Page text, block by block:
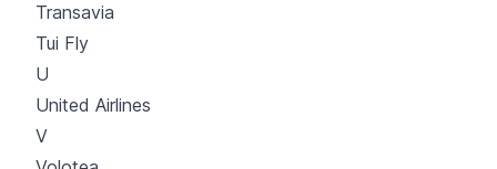
Transavia
Tui Fly
U
United Airlines
V